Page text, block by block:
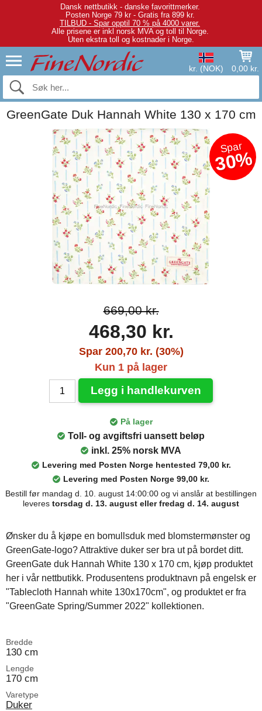
Dansk nettbutikk - danske favorittmerker.
Posten Norge 79 kr - Gratis fra 899 kr.
TILBUD - Spar opptil 70 % på 4000 varer.
Alle prisene er inkl norsk MVA og toll til Norge.
Uten ekstra toll og kostnader i Norge.
kr. (NOK) 0,00 kr.
GreenGate Duk Hannah White 130 x 170 cm
Spar
30%
669,00 kr.
468,30 kr.
Spar 200,70 kr. (30%)
Kun 1 på lager
Legg i handlekurven
På lager
Toll- og avgiftsfri uansett beløp
inkl. 25% norsk MVA
Levering med Posten Norge hentested 79,00 kr.
Levering med Posten Norge 99,00 kr.
Bestill før mandag d. 10. august 14:00:00 og vi anslår at bestillingen
leveres torsdag d. 13. august eller fredag d. 14. august
Ønsker du å kjøpe en bomullsduk med blomstermønster og
GreenGate-logo? Attraktive duker ser bra ut på bordet ditt.
GreenGate duk Hannah White 130 x 170 cm, kjøp produktet
her i vår nettbutikk. Produsentens produktnavn på engelsk er
"Tablecloth Hannah white 130x170cm", og produktet er fra
"GreenGate Spring/Summer 2022" kollektionen.
Bredde
130 cm
Lengde
170 cm
Varetype
Duker